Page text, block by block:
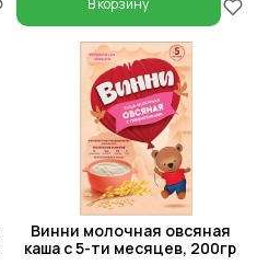
В корзину
Винни молочная овсяная
каша с 5-ти месяцев, 200гр